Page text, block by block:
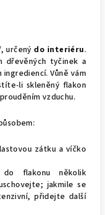
určený do interiéru.
dřevěných tyčinek a
Vůně vám
li skleněný flakon
vzduchu.
zátku a víčko
flakonu několik
jakmile se
přidejte další